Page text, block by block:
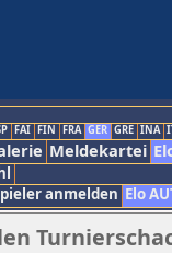
FAI FIN FRA GER GRE INA
Meldekartei
anmelden Elo